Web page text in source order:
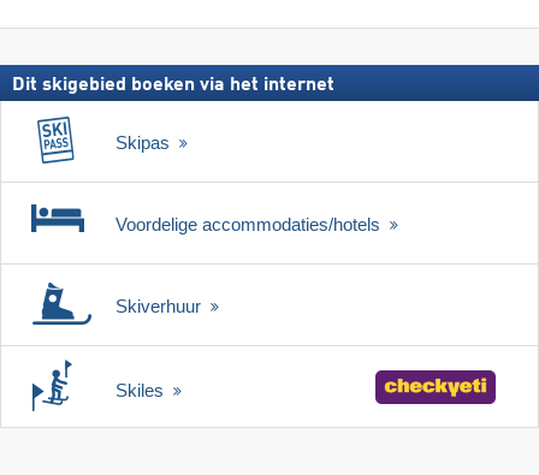
Dit skigebied boeken via het internet
Skipas
Voordelige accommodaties/hotels
Skiverhuur
Skiles